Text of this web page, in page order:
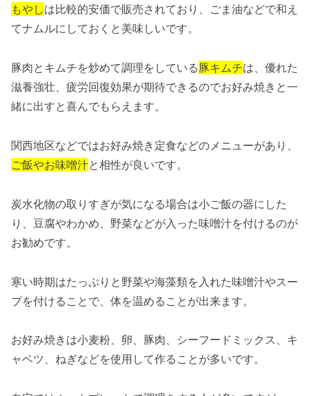
もやしは比較的安価で販売されており、ごま油などで和え
てナムルにしておくと美味しいです。
豚肉とキムチを炒めて調理をしている豚キムチは、優れた
滋養強壮、疲労回復効果が期待できるのでお好み焼きと一
緒に出すと喜んでもらえます。
関西地区などではお好み焼き定食などのメニューがあり、
ご飯やお味噌汁と相性が良いです。
炭水化物の取りすぎが気になる場合は小ご飯の器にした
り、豆腐やわかめ、野菜などが入った味噌汁を付けるのが
お勧めです。
寒い時期はたっぷりと野菜や海藻類を入れた味噌汁やスー
プを付けることで、体を温めることが出来ます。
お好み焼きは小麦粉、卵、豚肉、シーフードミックス、キ
ャベツ、ねぎなどを使用して作ることが多いです。